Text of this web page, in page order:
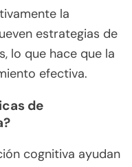
la
estrategias de
lo que hace que la
efectiva.
de
cognitiva ayudan